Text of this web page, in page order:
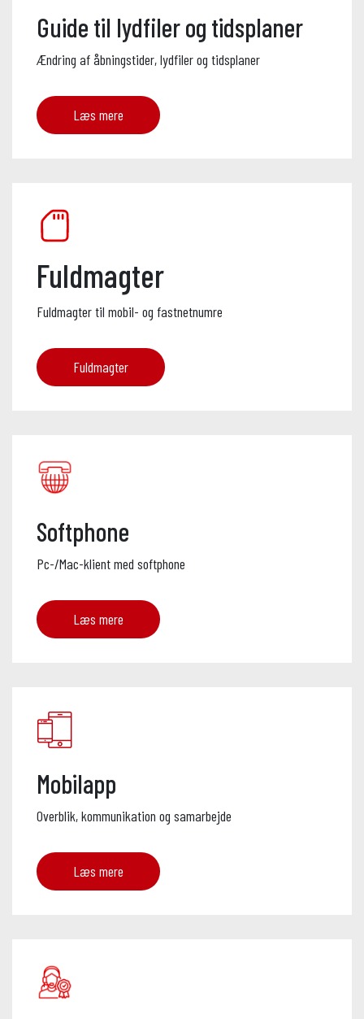
Guide til lydfiler og tidsplaner
Ændring af åbningstider, lydfiler og tidsplaner
Læs mere
Fuldmagter
Fuldmagter til mobil- og fastnetnumre
Fuldmagter
Softphone
Pc-/Mac-klient med softphone
Læs mere
Mobilapp
Overblik, kommunikation og samarbejde
Læs mere